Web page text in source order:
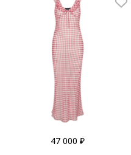
47 000 ₽